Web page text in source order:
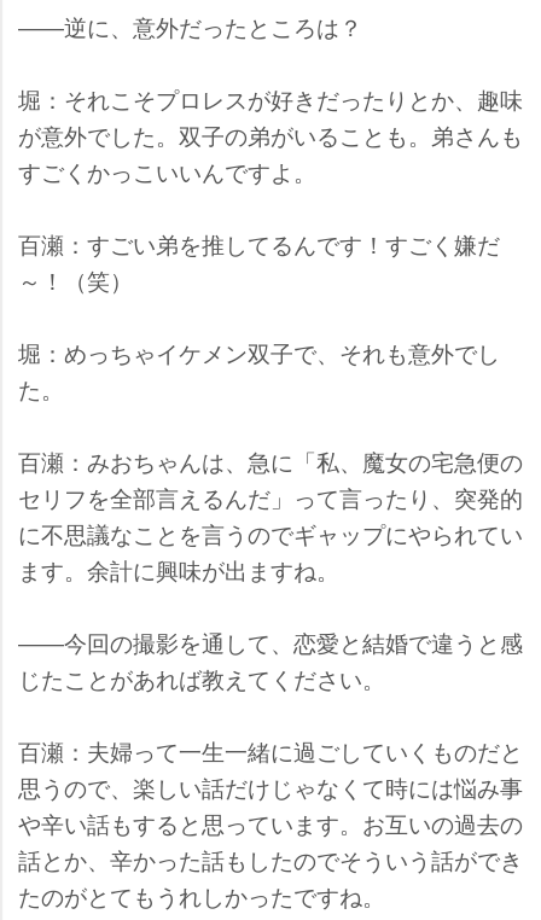
――逆に、意外だったところは？
堀：それこそプロレスが好きだったりとか、趣味
が意外でした。双子の弟がいることも。弟さんも
すごくかっこいいんですよ。
百瀬：すごい弟を推してるんです！すごく嫌だ
～！（笑）
堀：めっちゃイケメン双子で、それも意外でし
た。
百瀬：みおちゃんは、急に「私、魔女の宅急便の
セリフを全部言えるんだ」って言ったり、突発的
に不思議なことを言うのでギャップにやられてい
ます。余計に興味が出ますね。
――今回の撮影を通して、恋愛と結婚で違うと感
じたことがあれば教えてください。
百瀬：夫婦って一生一緒に過ごしていくものだと
思うので、楽しい話だけじゃなくて時には悩み事
辛い話もすると思っています。お互いの過去の
話とか、辛かった話もしたのでそういう話ができ
たのがとてもうれしかったですね。